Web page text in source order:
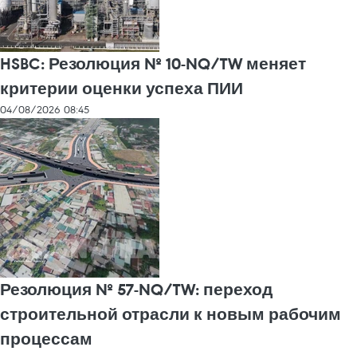
HSBC: Резолюция № 10-NQ/TW меняет
критерии оценки успеха ПИИ
04/08/2026 08:45
Резолюция № 57-NQ/TW: переход
строительной отрасли к новым рабочим
процессам